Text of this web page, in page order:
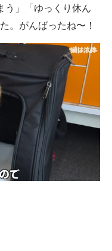
う」「ゆっくり休ん
。がんばったね〜！